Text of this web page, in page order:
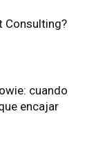
Consulting?
cuando
encajar